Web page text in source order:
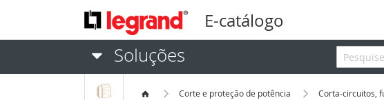
E-catálogo
Soluções
Pesquisa
Corte e proteção de potência Corta-circuitos,